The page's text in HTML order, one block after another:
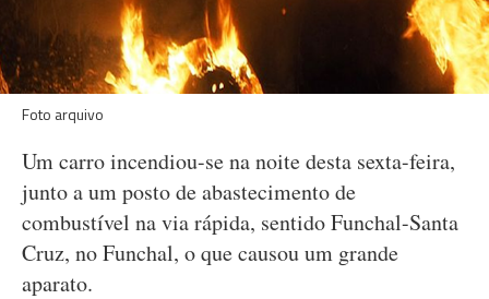
Foto arquivo
Um carro incendiou-se na noite desta sexta-feira,
junto a um posto de abastecimento de
combustível na via rápida, sentido Funchal-Santa
Cruz, no Funchal, o que causou um grande
aparato.